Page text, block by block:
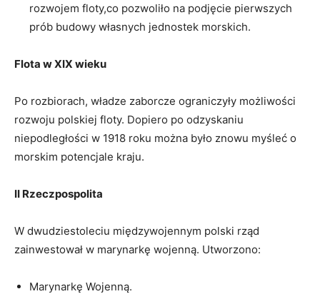
rozwojem⁢ floty,co pozwoliło na‌ podjęcie pierwszych
prób budowy własnych jednostek morskich.
Flota w XIX wieku
Po rozbiorach, władze zaborcze ograniczyły możliwości
rozwoju polskiej floty. Dopiero po⁢ odzyskaniu
niepodległości w 1918 roku można było znowu​ myśleć o
morskim potencjale kraju.
II Rzeczpospolita
W dwudziestoleciu międzywojennym polski ‍rząd
zainwestował w marynarkę wojenną.⁤ Utworzono:
Marynarkę Wojenną.